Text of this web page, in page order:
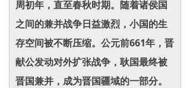
周初年，直至春秋时期。随着诸侯国
之间的兼并战争日益激烈，小国的生
存空间被不断压缩。公元前661年，晋
献公发动对外扩张战争，耿国最终被
晋国兼并，成为晋国疆域的一部分。